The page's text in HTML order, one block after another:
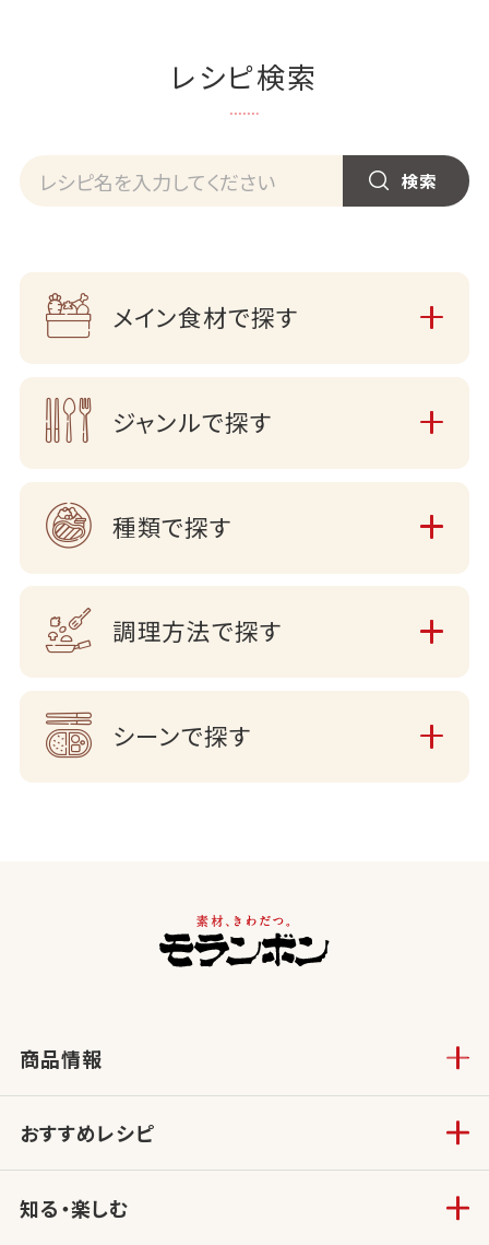
レシピ検索
メイン食材で探す
ジャンルで探す
種類で探す
調理方法で探す
シーンで探す
商品情報
おすすめレシピ
知る・楽しむ